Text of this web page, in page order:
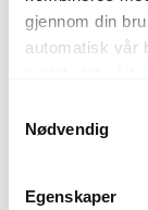
gjennom din
automatisk vår
Nødvendig
Egenskaper
LATHYRUS